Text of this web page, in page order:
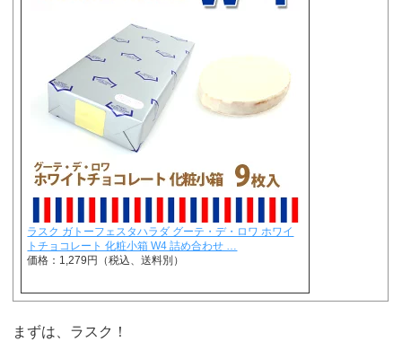
ラスク ガトーフェスタハラダ グーテ・デ・ロワ ホワイ
トチョコレート 化粧小箱 W4 詰め合わせ …
価格：1,279円（税込、送料別）
まずは、ラスク！